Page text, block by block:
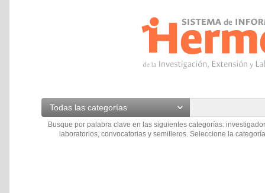
Todas las categorías
Busque por palabra clave en las siguientes categorías:
laboratorios, convocatorias y semilleros. Seleccione la